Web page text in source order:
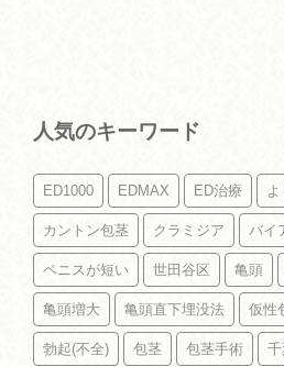
人気のキーワード
ED1000 EDMAX ED治療
カントン包茎 クラミジア バイ
ペニスが短い 世田谷区 亀頭
亀頭増大 亀頭直下埋没法 仮性
勃起(不全) 包茎 包茎手術